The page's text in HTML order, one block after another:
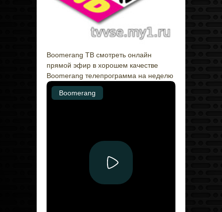
Boomerang ТВ смотреть онлайн
прямой эфир в хорошем качестве
Boomerang телепрограмма на неделю